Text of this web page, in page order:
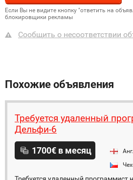
Если Вы не видите кнопку "ответить на
блокировщики рекламы
Сообщить о несоответствии
Похожие объявления
Требуется удаленный
Дельфи-6
1700€ в месяц